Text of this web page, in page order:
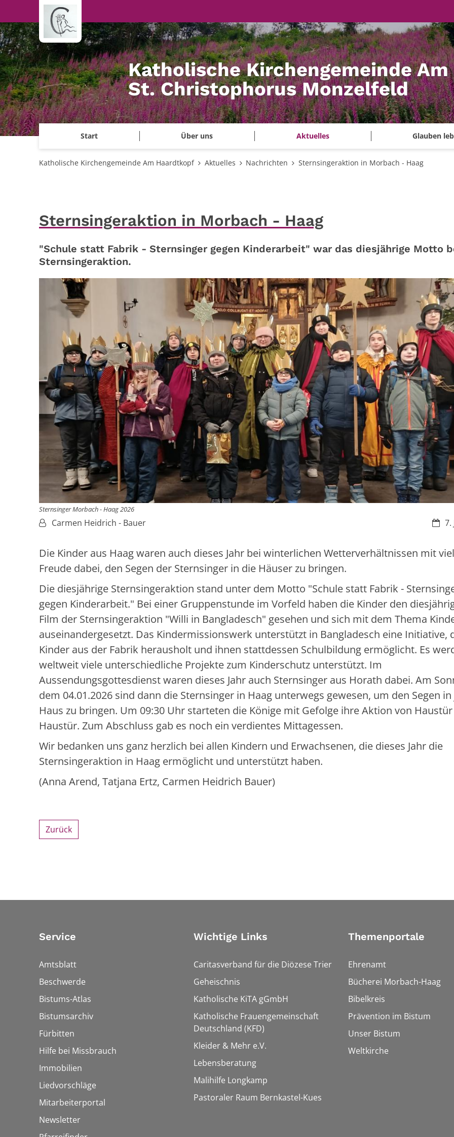
Zum Inhalt springen
Katholische Kirchengemeinde
St. Christophorus Monzelfeld
Start Über uns Aktuelles Glauben
Katholische Kirchengemeinde Am Haardtkopf Aktuelles Nachrichten Sternsingeraktion in Morbach - Haag
Sternsingeraktion in Morbach - Haag
"Schule statt Fabrik - Sternsinger gegen Kinderarbeit" war das diesjährige Motto
Sternsingeraktion.
Sternsinger Morbach - Haag 2026
7.
Von:Carmen Heidrich - Bauer
Die Kinder aus Haag waren auch dieses Jahr bei winterlichen Wetterverhältnissen mit viel
Freude dabei, den Segen der Sternsinger in die Häuser zu bringen.
Die diesjährige Sternsingeraktion stand unter dem Motto "Schule statt Fabrik -
gegen Kinderarbeit." Bei einer Gruppenstunde im Vorfeld haben die Kinder den
Film der Sternsingeraktion "Willi in Bangladesch" gesehen und sich mit dem Thema
auseinandergesetzt. Das Kindermissionswerk unterstützt in Bangladesch eine Initiative,
Kinder aus der Fabrik herausholt und ihnen stattdessen Schulbildung ermöglicht. Es
weltweit viele unterschiedliche Projekte zum Kinderschutz unterstützt. Im
Aussendungsgottesdienst waren dieses Jahr auch Sternsinger aus Horath dabei. Am
dem 04.01.2026 sind dann die Sternsinger in Haag unterwegs gewesen, um den Segen in
Haus zu bringen. Um 09:30 Uhr starteten die Könige mit Gefolge ihre Aktion von Haustür
Haustür. Zum Abschluss gab es noch ein verdientes Mittagessen.
Wir bedanken uns ganz herzlich bei allen Kindern und Erwachsenen, die dieses Jahr die
Sternsingeraktion in Haag ermöglicht und unterstützt haben.
(Anna Arend, Tatjana Ertz, Carmen Heidrich Bauer)
Zurück
Service
Amtsblatt
Beschwerde
Bistums-Atlas
Bistumsarchiv
Fürbitten
Hilfe bei Missbrauch
Immobilien
Liedvorschläge
Mitarbeiterportal
Newsletter
Wichtige Links
Caritasverband für die Diözese Trier
Geheischnis
Katholische KiTA gGmbH
Katholische Frauengemeinschaft
Deutschland (KFD)
Kleider & Mehr e.V.
Lebensberatung
Malihilfe Longkamp
Pastoraler Raum Bernkastel-Kues
Themenportale
Ehrenamt
Bücherei Morbach-Haag
Bibelkreis
Prävention im Bistum
Unser Bistum
Weltkirche